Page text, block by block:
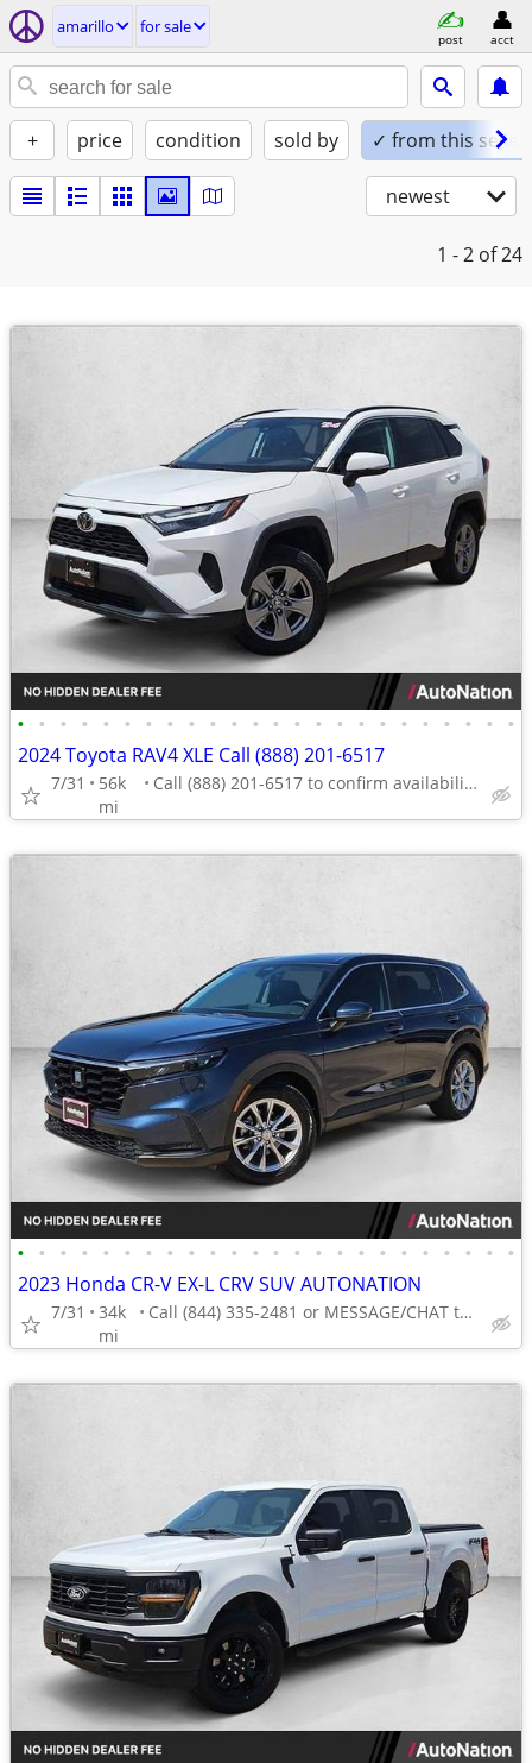
amarillo for sale
post acct
+ price condition sold by ✓ from this seller
newest
1 - 2 of 24
• • • • • • • • • • • • • • • • • • • • • • • •
2024 Toyota RAV4 XLE Call (888) 201-6517
7/31
56k
mi
Call (888) 201-6517 to confirm availability - May 14th
• • • • • • • • • • • • • • • • • • • • • • • •
2023 Honda CR-V EX-L CRV SUV AUTONATION
7/31
34k
mi
Call (844) 335-2481 or MESSAGE/CHAT to confirm availability